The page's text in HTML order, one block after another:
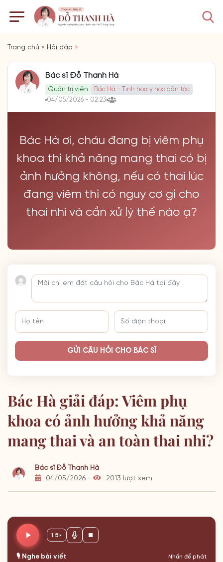
Trang chủ » Hỏi đáp »
Bác sĩ Đỗ Thanh Hà
Quản trị viên
Bác Hà - Tinh hoa y học dân tộc
04/05/2026 - 02:23
Bác Hà ơi, cháu đang bị viêm phụ
khoa thì khả năng mang thai có bị
ảnh hưởng không, nếu có thai lúc
đang viêm thì có nguy cơ gì cho
thai nhi và cần xử lý thế nào ạ?
GỬI CÂU HỎI CHO BÁC SĨ
Bác Hà giải đáp: Viêm phụ
khoa có ảnh hưởng khả năng
mang thai và an toàn thai nhi?
Bác sĩ Đỗ Thanh Hà
04/05/2026 -
2013 lượt xem
🎙️ Nghe bài viết Nhấn để phát
1.5×